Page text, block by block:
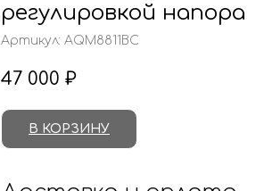
регулировкой напора
Артикул: AQM8811BC
47 000 ₽
В КОРЗИНУ